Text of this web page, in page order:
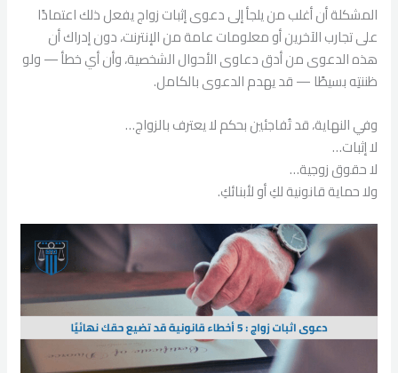
المشكلة أن أغلب من يلجأ إلى دعوى إثبات زواج يفعل ذلك اعتمادًا
على تجارب الآخرين أو معلومات عامة من الإنترنت، دون إدراك أن
هذه الدعوى من أدق دعاوى الأحوال الشخصية، وأن أي خطأ — ولو
ظننتِه بسيطًا — قد يهدم الدعوى بالكامل.
وفي النهاية، قد تُفاجئين بحكم لا يعترف بالزواج…
لا إثبات…
لا حقوق زوجية…
ولا حماية قانونية لكِ أو لأبنائكِ.